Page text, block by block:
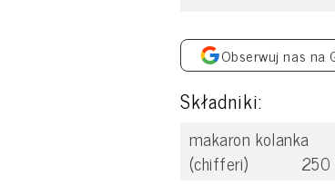
Obserwuj nas na
Składniki:
makaron kolanka
(chifferi)
250